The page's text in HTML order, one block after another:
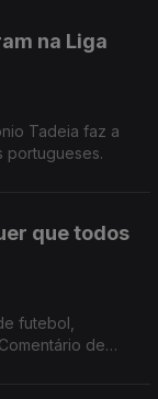
na Liga
Tadeia faz a
portugueses.
que todos
futebol,
de